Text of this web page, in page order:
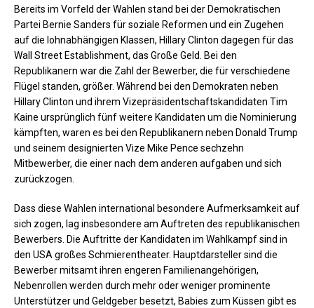
Bereits im Vorfeld der Wahlen stand bei der Demokratischen
Partei Bernie Sanders für soziale Reformen und ein Zugehen
auf die lohnabhängigen Klassen, Hillary Clinton dagegen für das
Wall Street Establishment, das Große Geld. Bei den
Republikanern war die Zahl der Bewerber, die für verschiedene
Flügel standen, größer. Während bei den Demokraten neben
Hillary Clinton und ihrem Vizepräsidentschaftskandidaten Tim
Kaine ursprünglich fünf weitere Kandidaten um die Nominierung
kämpften, waren es bei den Republikanern neben Donald Trump
und seinem designierten Vize Mike Pence sechzehn
Mitbewerber, die einer nach dem anderen aufgaben und sich
zurückzogen.
Dass diese Wahlen international besondere Aufmerksamkeit auf
sich zogen, lag insbesondere am Auftreten des republikanischen
Bewerbers. Die Auftritte der Kandidaten im Wahlkampf sind in
den USA großes Schmierentheater. Hauptdarsteller sind die
Bewerber mitsamt ihren engeren Familienangehörigen,
Nebenrollen werden durch mehr oder weniger prominente
Unterstützer und Geldgeber besetzt, Babies zum Küssen gibt es